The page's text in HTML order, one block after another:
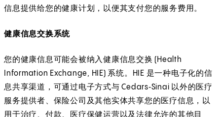
信息提供给您的健康计划，以便其支付您的服务费用。
健康信息交换系统
您的健康信息可能会被纳入健康信息交换 (Health
Information Exchange, HIE) 系统。HIE 是一种电子化的信
息共享渠道，可通过电子方式与 Cedars‑Sinai 以外的医疗
服务提供者、保险公司及其他实体共享您的医疗信息，以
用于治疗、付款、医疗保健运营以及法律允许的其他目